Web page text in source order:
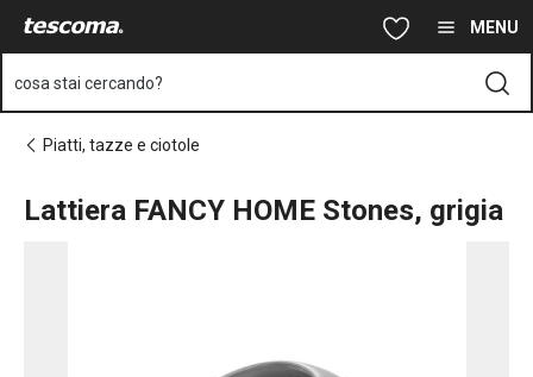
Vai al contenuto principale MENU
cosa stai cercando?
Piatti, tazze e ciotole
Lattiera FANCY HOME Stones, grigia